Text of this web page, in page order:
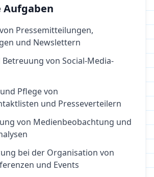
Aufgaben
Pressemitteilungen,
und Newslettern
von Social-Media-
Pflege von
und Presseverteilern
von Medienbeobachtung und
bei der Organisation von
und Events